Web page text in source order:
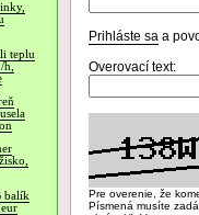
teplu
balík
Prihláste sa a
Overovací text:
Pre overenie, že
Písmená musíte